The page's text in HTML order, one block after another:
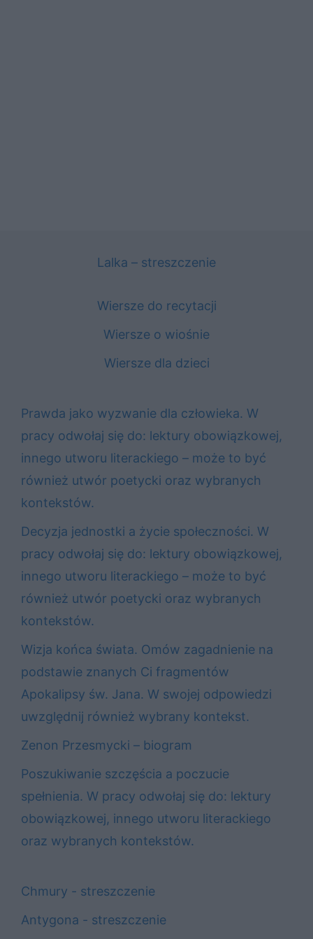
Lalka – streszczenie
Wiersze do recytacji
Wiersze o wiośnie
Wiersze dla dzieci
Prawda jako wyzwanie dla człowieka. W
pracy odwołaj się do: lektury obowiązkowej,
innego utworu literackiego – może to być
również utwór poetycki oraz wybranych
kontekstów.
Decyzja jednostki a życie społeczności. W
pracy odwołaj się do: lektury obowiązkowej,
innego utworu literackiego – może to być
również utwór poetycki oraz wybranych
kontekstów.
Wizja końca świata. Omów zagadnienie na
podstawie znanych Ci fragmentów
Apokalipsy św. Jana. W swojej odpowiedzi
uwzględnij również wybrany kontekst.
Zenon Przesmycki – biogram
Poszukiwanie szczęścia a poczucie
spełnienia. W pracy odwołaj się do: lektury
obowiązkowej, innego utworu literackiego
oraz wybranych kontekstów.
Chmury - streszczenie
Antygona - streszczenie